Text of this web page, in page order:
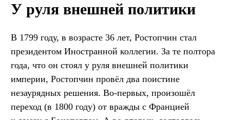
У руля внешней политики
В 1799 году, в возрасте 36 лет, Ростопчин стал
президентом Иностранной коллегии. За те полтора
года, что он стоял у руля внешней политики
империи, Ростопчин провёл два поистине
незаурядных решения. Во-первых, произошёл
переход (в 1800 году) от вражды с Францией